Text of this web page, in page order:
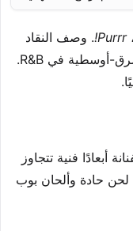
Purrr! . وصف النقاد
صوته بأنه يمتاز بأجواء فضائية وتأثيرات شرق-أوسطية في R&B.
أبعادًا فنية تتجاوز
لحن حادة وألحان بوب